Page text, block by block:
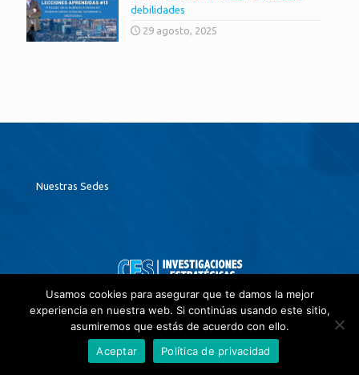
debilidades
29 agosto, 2025
Nuestras Sedes
contactenos@ investigacionesestrategicas.com
PBX: (+57 601) 8052651
Usamos cookies para asegurar que te damos la mejor
experiencia en nuestra web. Si continúas usando este sitio,
asumiremos que estás de acuerdo con ello.
Aceptar
Política de privacidad